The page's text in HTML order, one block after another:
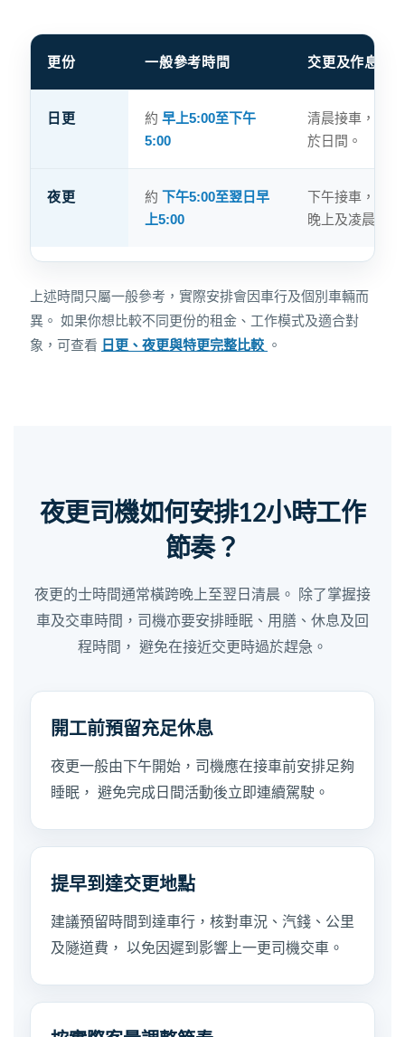
更份 一般參考時間 交更及作息安
日更 約 早上5:00至下午
5:00
清晨接車，下
於日間。
夜更 約 下午5:00至翌日早
上5:00
下午接車，翌
晚上及凌晨。
上述時間只屬一般參考，實際安排會因車行及個別車輛而
異。 如果你想比較不同更份的租金、工作模式及適合對
象，可查看 日更、夜更與特更完整比較 。
夜更司機如何安排12小時工作
節奏？
夜更的士時間通常橫跨晚上至翌日清晨。 除了掌握接
車及交車時間，司機亦要安排睡眠、用膳、休息及回
程時間， 避免在接近交更時過於趕急。
開工前預留充足休息
夜更一般由下午開始，司機應在接車前安排足夠
睡眠， 避免完成日間活動後立即連續駕駛。
提早到達交更地點
建議預留時間到達車行，核對車況、汽錢、公里
及隧道費， 以免因遲到影響上一更司機交車。